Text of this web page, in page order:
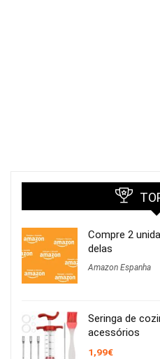
Compre 2
delas
Amazon Espanha
Seringa de
acessórios
1,99€